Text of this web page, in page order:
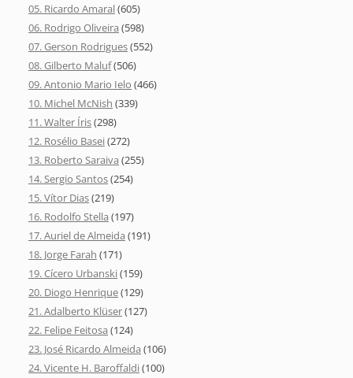
05. Ricardo Amaral(605)
06. Rodrigo Oliveira (598)
07. Gerson Rodrigues(552)
08. Gilberto Maluf(506)
09. Antonio Mario Ielo (466)
10. Michel McNish (339)
11. Walter Íris(298)
12. Rosélio Basei(272)
13. Roberto Saraiva (255)
14. Sergio Santos(254)
15. Vítor Dias(219)
16. Rodolfo Stella (197)
17. Auriel de Almeida (191)
18. Jorge Farah (171)
19. Cícero Urbanski(159)
20. Diogo Henrique(129)
21. Adalberto Klüser(127)
22. Felipe Feitosa (124)
23. José Ricardo Almeida (106)
24. Vicente H. Baroffaldi(100)